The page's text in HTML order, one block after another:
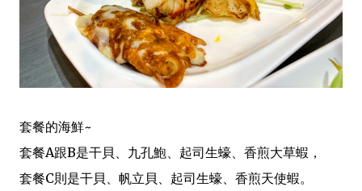
套餐的海鮮~
套餐A跟B是干貝、九孔鮑、起司生蠔、香煎大草蝦，
套餐C則是干貝、帆立貝、起司生蠔、香煎天使蝦。